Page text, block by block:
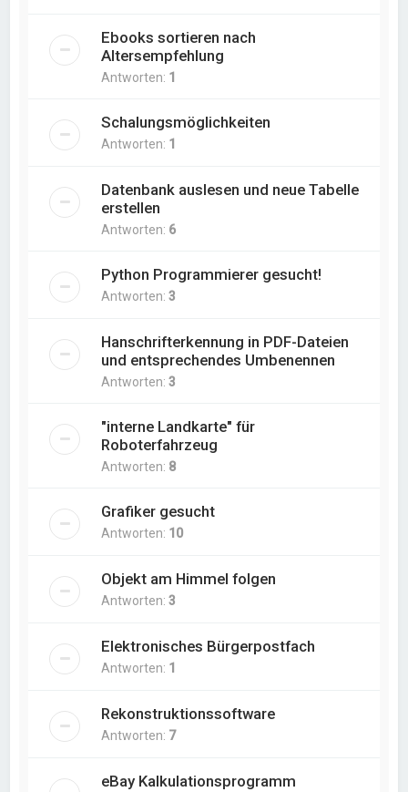
Ebooks sortieren nach
Altersempfehlung
Antworten: 1
Schalungsmöglichkeiten
Antworten: 1
Datenbank auslesen und neue Tabelle
erstellen
Antworten: 6
Python Programmierer gesucht!
Antworten:3
Hanschrifterkennung in PDF-Dateien
und entsprechendes Umbenennen
Antworten:3
"interne Landkarte" für
Roboterfahrzeug
Antworten: 8
Grafiker gesucht
Antworten: 10
Objekt am Himmel folgen
Antworten:3
Elektronisches Bürgerpostfach
Antworten: 1
Rekonstruktionssoftware
Antworten: 7
eBay Kalkulationsprogramm